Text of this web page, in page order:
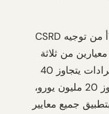
التطبيق ليس اختيارياً. المادة 19أ من توجيه CSRD
من ثلاثة
(أكثر من 250 موظفاً، صافي إيرادات يتجاوز 40
مليون يورو، إجمالي أصول يتجاوز 20 مليون يورو،
جميع معايير